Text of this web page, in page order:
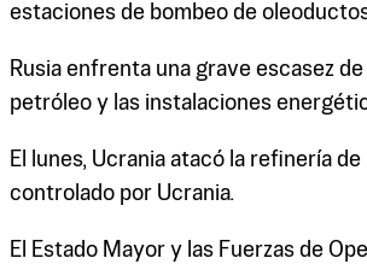
estaciones de bombeo de
Rusia enfrenta una grave escasez
petróleo y las instalaciones
El lunes, Ucrania atacó la refinería
controlado por Ucrania.
El Estado Mayor y las Fuerzas de